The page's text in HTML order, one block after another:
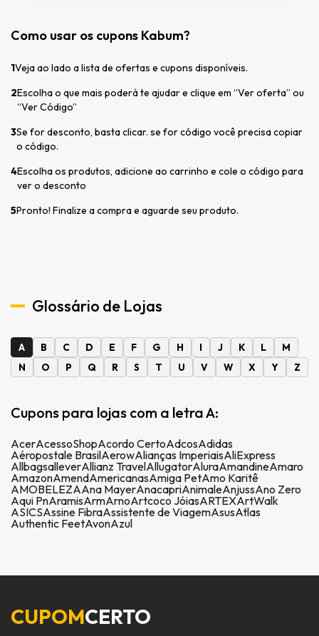
Como usar os cupons Kabum?
1Veja ao lado a lista de ofertas e cupons disponíveis.
2Escolha o que mais poderá te ajudar e clique em “Ver oferta” ou
“Ver Código”
3Se for desconto, basta clicar. se for código você precisa copiar
o código.
4Escolha os produtos, adicione ao carrinho e cole o código para
ver o desconto
5Pronto! Finalize a compra e aguarde seu produto.
Glossário de Lojas
A B C D E F G H I J K L
M
N
O P Q R S T U V W X Y Z
Cupons para lojas com a letra A:
AcerAcessoShopAcordo CertoAdcosAdidas
Aéropostale BrasilAerowAlianças ImperiaisAliExpress
AllbagsalleverAllianz TravelAllugatorAluraAmandineAmaro
AmazonAmendAmericanasAmiga PetAmo Karitê
AMOBELEZAAna MayerAnacapriAnimaleAnjussAno Zero
Aqui PnAramisArmArnoArtcoco JóiasARTEXArtWalk
ASICSAssine FibraAssistente de ViagemAsusAtlas
Authentic FeetAvonAzul
CUPOMCERTO